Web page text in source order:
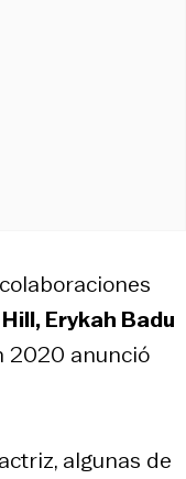
Erykah Badu
2020 anunció
algunas de